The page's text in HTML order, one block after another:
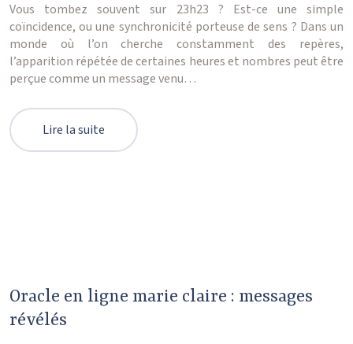
Vous tombez souvent sur 23h23 ? Est-ce une simple
coïncidence, ou une synchronicité porteuse de sens ? Dans un
monde où l’on cherche constamment des repères,
l’apparition répétée de certaines heures et nombres peut être
perçue comme un message venu…
Lire la suite
Oracle en ligne marie claire : messages
révélés